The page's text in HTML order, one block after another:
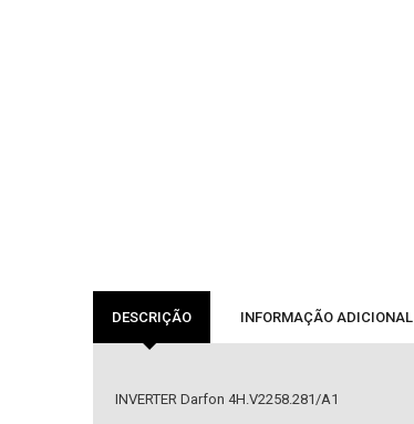
DESCRIÇÃO INFORMAÇÃO ADICIONAL
INVERTER Darfon 4H.V2258.281/A1